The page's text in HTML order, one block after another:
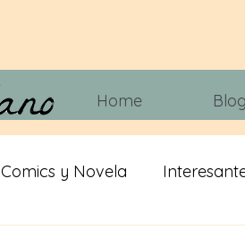
Home Blog
Comics y Novela